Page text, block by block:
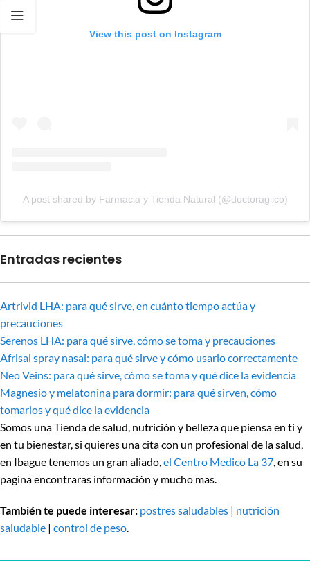
View this post on Instagram
A post shared by Farmacia y Tienda Natural (@doctoragilco)
Entradas recientes
Artrivid LHA: para qué sirve, en cuánto tiempo actúa y
precauciones
Serenos LHA: para qué sirve, cómo se toma y precauciones
Afrisal spray nasal: para qué sirve y cómo usarlo correctamente
Neo Veins: para qué sirve, cómo se toma y qué dice la evidencia
Magnesio y melatonina para dormir: para qué sirven, cómo
tomarlos y qué dice la evidencia
Somos una Tienda de salud, nutrición y belleza que piensa en ti y
en tu bienestar, si quieres una cita con un profesional de la salud,
en Ibague tenemos un gran aliado,el Centro Medico La 37, en su
pagina encontraras información y mucho mas.
También te puede interesar: postres saludables | nutrición
saludable | control de peso.